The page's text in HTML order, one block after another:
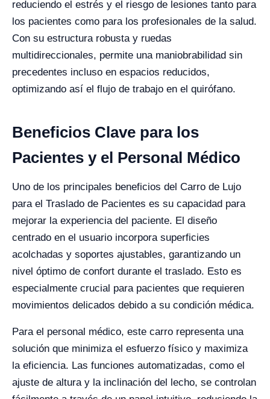
reduciendo el estrés y el riesgo de lesiones tanto para
los pacientes como para los profesionales de la salud.
Con su estructura robusta y ruedas
multidireccionales, permite una maniobrabilidad sin
precedentes incluso en espacios reducidos,
optimizando así el flujo de trabajo en el quirófano.
Beneficios Clave para los
Pacientes y el Personal Médico
Uno de los principales beneficios del Carro de Lujo
para el Traslado de Pacientes es su capacidad para
mejorar la experiencia del paciente. El diseño
centrado en el usuario incorpora superficies
acolchadas y soportes ajustables, garantizando un
nivel óptimo de confort durante el traslado. Esto es
especialmente crucial para pacientes que requieren
movimientos delicados debido a su condición médica.
Para el personal médico, este carro representa una
solución que minimiza el esfuerzo físico y maximiza
la eficiencia. Las funciones automatizadas, como el
ajuste de altura y la inclinación del lecho, se controlan